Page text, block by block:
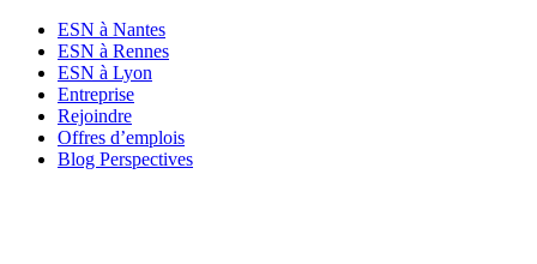
Aller
contenu
ESN à Nantes
ESN à Rennes
ESN à Lyon
Entreprise
Rejoindre
Offres d’emplois
Blog Perspectives